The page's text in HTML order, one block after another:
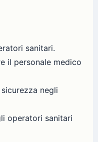
sanitari.
il personale medico
negli
operatori sanitari